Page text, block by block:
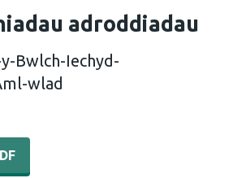
adroddiadau
Bwlch-Iechyd-
wlad
Dylanwadu-ar-y-Bwlch-Iechyd-